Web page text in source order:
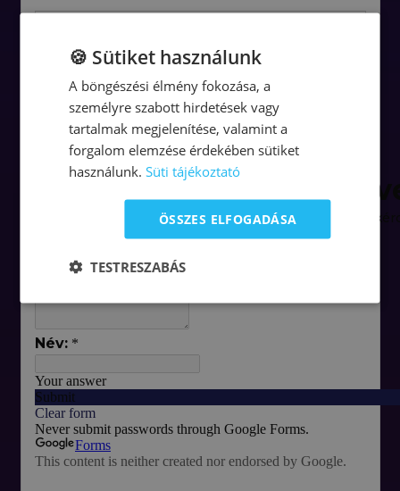
Audió
lejátszó
00:00
Hófehér cég lépésről lépésre Kovács Zsolt Milánnal
🍪 Sütiket használunk
A böngészési élmény fokozása, a
személyre szabott hirdetések vagy
tartalmak megjelenítése, valamint a
forgalom elemzése érdekében sütiket
használunk. Süti tájékoztató
ÖSSZES ELFOGADÁSA
TESTRESZABÁS